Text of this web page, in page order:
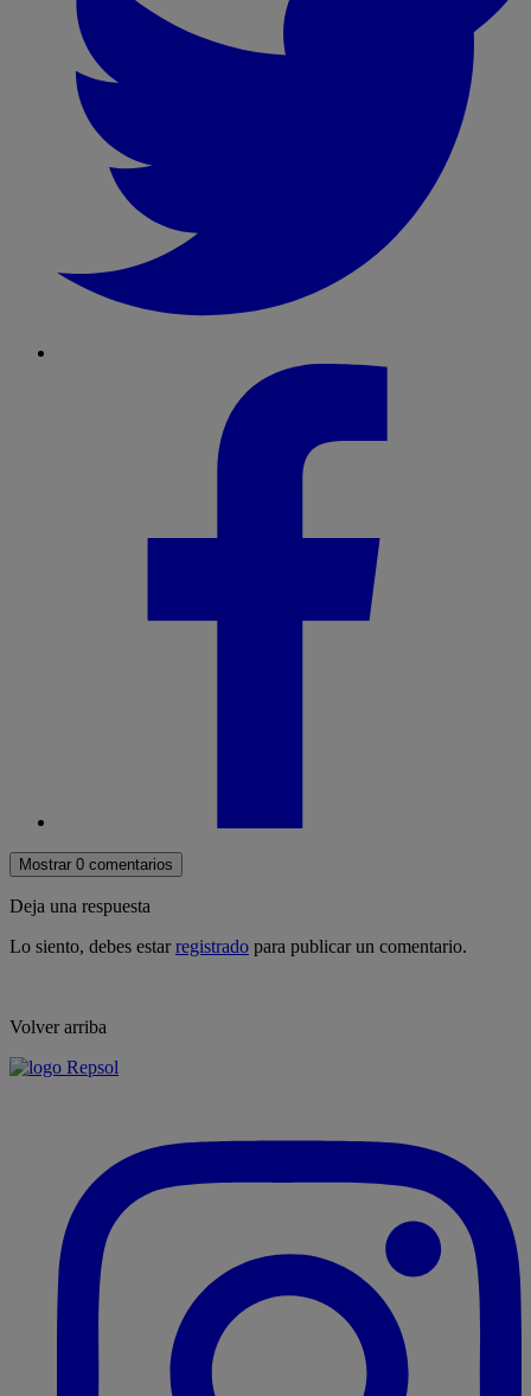
Mostrar 0 comentarios
Deja una respuesta
Lo siento, debes estarregistrado para publicar un comentario.
Volver arriba